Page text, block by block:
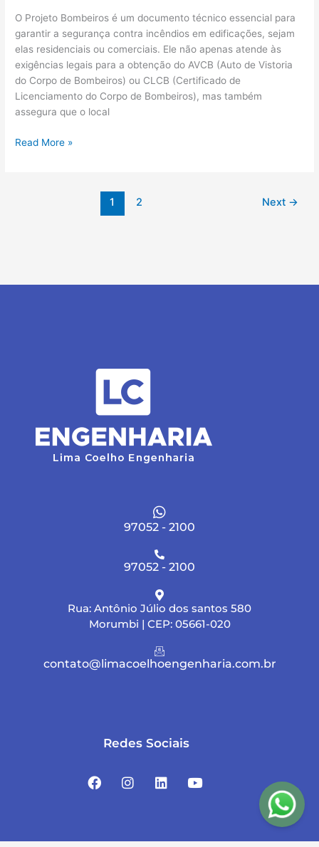
O Projeto Bombeiros é um documento técnico essencial para
garantir a segurança contra incêndios em edificações, sejam
elas residenciais ou comerciais. Ele não apenas atende às
exigências legais para a obtenção do AVCB (Auto de Vistoria
do Corpo de Bombeiros) ou CLCB (Certificado de
Licenciamento do Corpo de Bombeiros), mas também
assegura que o local
Read More »
1 2 Next →
97052 - 2100
97052 - 2100
Rua: Antônio Júlio dos santos 580
Morumbi | CEP: 05661-020
contato@limacoelhoengenharia.com.br
Redes Sociais
a
o
n
g
i
d
o
b